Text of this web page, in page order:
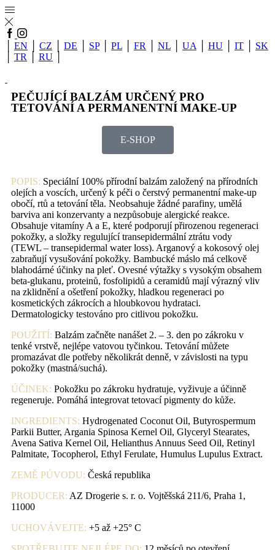
EN CZ DE SP│ PL FR NL UA HU IT
SK
TR RU
PEČUJÍCÍ BALZÁM URČENÝ PRO
TETOVÁNÍ A PERMANENTNÍ MAKE-UP
E-SHOP
POPIS: Speciální 100% přírodní balzám založený na přírodních
olejích a voscích, určený k péči o čerstvý permanentní make-up
obočí, rtů a tetování těla. Neobsahuje žádné parafiny, umělá
barviva ani konzervanty a nezpůsobuje alergické reakce.
Obsahuje vitamíny A a E, které podporují přirozenou regeneraci
pokožky, a složky regulující transepidermální ztrátu vody
(TEWL – transepidermal water loss). Arganový a kokosový olej
zabraňují vysušování pokožky. Bambucké máslo má celkově
blahodárné účinky na pleť. Ovesné výtažky s vysokým obsahem
beta-glukanu, proteinů, fosfolipidů a ceramidů mají výrazný vliv
na zklidnění a ošetření pokožky, hladkou regeneraci po
kosmetických zákrocích a hloubkovou hydrataci.
Dermatologicky testováno pro citlivou pokožku.
POUŽITÍ: Balzám začněte nanášet 2. – 3. den po zákroku v
tenké vrstvě, nejlépe vatovou tyčinkou. Tetování můžete
promazávat dle potřeby několikrát denně, v závislosti na typu
pokožky (mastná/suchá).
ÚČINEK: Pokožku po zákroku hydratuje, vyživuje a účinně
regeneruje. Pomáhá integrovat tetovací pigmenty do kůže.
INGREDIENTS: Hydrogenated Coconut Oil, Butyrospermum
Parkii Butter, Argania Spinosa Kernel Oil, Glyceryl Stearates,
Avena Sativa Kernel Oil, Helianthus Annuus Seed Oil, Retinyl
Palmitate, Tocopherol, Ethyl Ferulate, Humulus Lupulus Extract.
ZEMĚ PŮVODU: Česká republika
PRODUCER: AZ Drogerie s. r. o. Vojtěšská 211/6, Praha 1,
11000
UCHOVÁVEJTE: +5 až +25° C